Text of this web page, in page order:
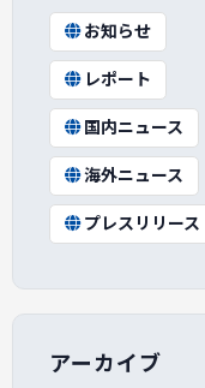
お知らせ
レポート
国内ニュース
海外ニュース
プレスリリース
アーカイブ